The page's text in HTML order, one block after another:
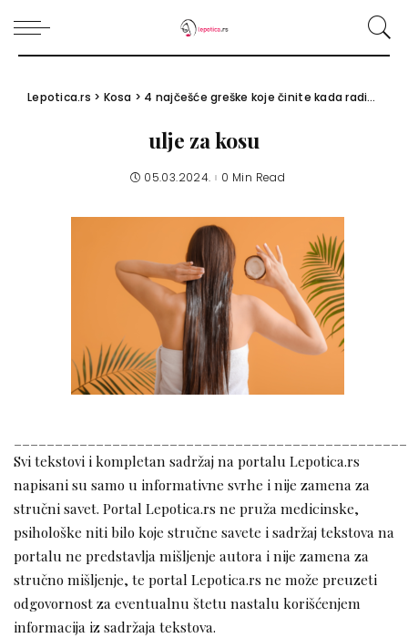
Lepotica.rs > Kosa > 4 najčešće greške koje činite kada radite tretman kose uljem
ulje za kosu
05.03.2024. 0 Min Read
Svi tekstovi i kompletan sadržaj na portalu Lepotica.rs
napisani su samo u informativne svrhe i nije zamena za
stručni savet. Portal Lepotica.rs ne pruža medicinske,
psihološke niti bilo koje stručne savete i sadržaj tekstova na
portalu ne predstavlja mišljenje autora i nije zamena za
stručno mišljenje, te portal Lepotica.rs ne može preuzeti
odgovornost za eventualnu štetu nastalu korišćenjem
informacija iz sadržaja tekstova.